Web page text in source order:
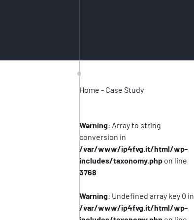
Home - Case Study
Warning: Array to string
conversion in
/var/www/ip4fvg.it/html/wp-
includes/taxonomy.php on line
3768
Warning: Undefined array key 0 in
/var/www/ip4fvg.it/html/wp-